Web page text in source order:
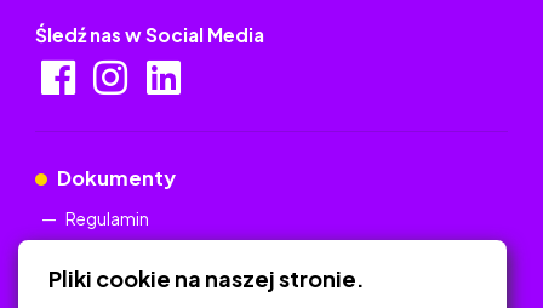
Śledź nas w Social Media
Dokumenty
Regulamin
Pliki cookie na naszej stronie.